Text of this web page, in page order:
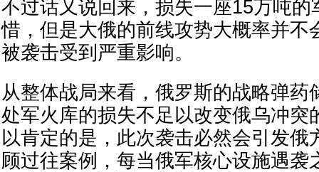
不过话又说回来，损失一座15万吨的
惜，但是大俄的前线攻势大概率并不
被袭击受到严重影响。
从整体战局来看，俄罗斯的战略弹药
处军火库的损失不足以改变俄乌冲突
以肯定的是，此次袭击必然会引发俄
顾过往案例，每当俄军核心设施遇袭